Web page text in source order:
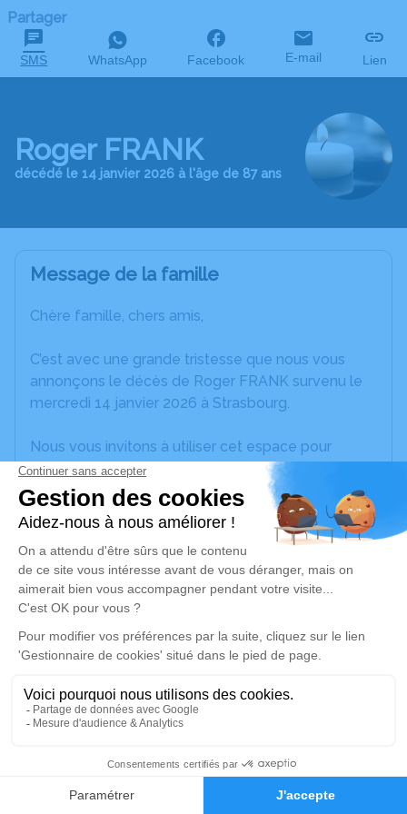
Faire-part Hommages
Partager
SMS WhatsApp Facebook E-mail Lien
Roger FRANK
décédé le 14 janvier 2026 à l'âge de 87 ans
Message de la famille
Chère famille, chers amis,
C’est avec une grande tristesse que nous vous
annonçons le décès de Roger FRANK survenu le
mercredi 14 janvier 2026 à Strasbourg.
Nous vous invitons à utiliser cet espace pour
laisser vos condoléances, partager des photos
souvenirs, une anecdote ou exprimer vos pensées
à travers des poèmes ou des textes. Cet endroit
est un lieu d'expression dédié à honorer la
mémoire de Roger FRANK.
Un service de plantation d’arbre hommage est
disponible ici
Déroulé des obsèques
dérouleront dans l’intimité familiale.